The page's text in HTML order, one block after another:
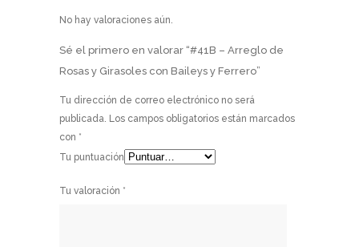
No hay valoraciones aún.
Sé el primero en valorar “#41B – Arreglo de
Rosas y Girasoles con Baileys y Ferrero”
Tu dirección de correo electrónico no será
publicada. Los campos obligatorios están marcados
con *
Tu puntuación
Tu valoración *